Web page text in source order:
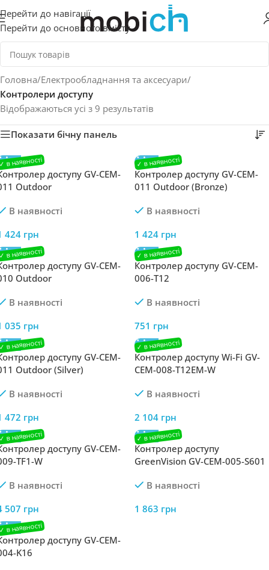
Перейти до навігації
Перейти до основного вмісту
Головна/Електрообладнання та аксесуари/
Контролери доступу
Відображаються усі з 9 результатів
Показати бічну панель
доступу GV-CEM-
Outdoor
В наявності
424 грн
Контролер доступу GV-CEM-
011 Outdoor (Bronze)
В наявності
1 424 грн
доступу GV-CEM-
Outdoor
В наявності
035 грн
Контролер доступу GV-CEM-
006-T12
В наявності
751 грн
доступу GV-CEM-
Outdoor (Silver)
В наявності
472 грн
Контролер доступу Wi-Fi GV-
CEM-008-T12EM-W
В наявності
2 104 грн
доступу GV-CEM-
TF1-W
В наявності
507 грн
Контролер доступу
GreenVision GV-CEM-005-S601
В наявності
1 863 грн
доступу GV-CEM-
K16